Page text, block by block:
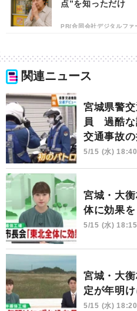
点”を知っただけ
PR(合同会社デジタルファ
関連ニュース
宮城県警
員 過酷な
交通事故の
5/15 (水) 18:40
宮城・大
体に効果
5/15 (水) 18:15
宮城・大
定が年明
5/15 (水) 18:20